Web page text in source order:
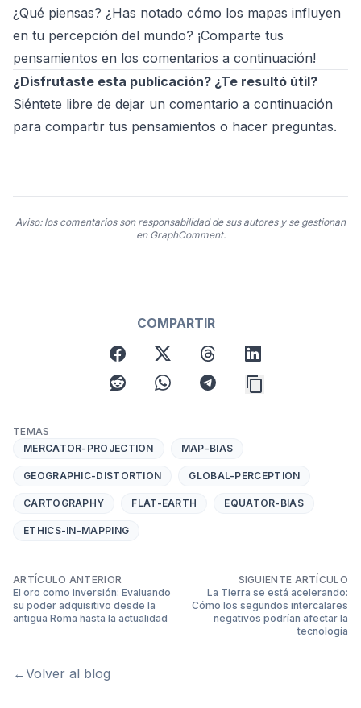
¿Qué piensas? ¿Has notado cómo los mapas influyen
en tu percepción del mundo? ¡Comparte tus
pensamientos en los comentarios a continuación!
¿Disfrutaste esta publicación? ¿Te resultó útil?
Siéntete libre de dejar un comentario a continuación
para compartir tus pensamientos o hacer preguntas.
Aviso: los comentarios son responsabilidad de sus autores y se gestionan
en GraphComment.
COMPARTIR
facebooktwitter threads linkedin
reddit whatsapptelegram
TEMAS
MERCATOR-PROJECTION
MAP-BIAS
GEOGRAPHIC-DISTORTION GLOBAL-PERCEPTION
CARTOGRAPHY FLAT-EARTH EQUATOR-BIAS
ETHICS-IN-MAPPING
ARTÍCULO ANTERIOR
El oro como inversión: Evaluando
su poder adquisitivo desde la
antigua Roma hasta la actualidad
SIGUIENTE ARTÍCULO
La Tierra se está acelerando:
Cómo los segundos intercalares
negativos podrían afectar la
tecnología
←Volver al blog